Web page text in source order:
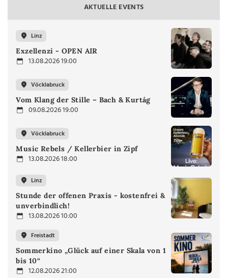
AKTUELLE EVENTS
Linz
Exzellenzi - OPEN AIR
13.08.2026 19:00
Vöcklabruck
Vom Klang der Stille – Bach & Kurtág
09.08.2026 19:00
Vöcklabruck
Music Rebels / Kellerbier in Zipf
13.08.2026 18:00
Linz
Stunde der offenen Praxis - kostenfrei &
unverbindlich!
13.08.2026 10:00
Freistadt
Sommerkino „Glück auf einer Skala von 1
bis 10“
12.08.2026 21:00